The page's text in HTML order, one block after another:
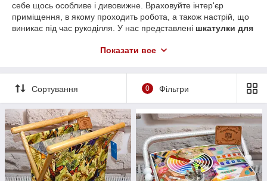
себе щось особливе і дивовижне. Враховуйте інтер'єр
приміщення, в якому проходить робота, а також настрій, що
виникає під час рукоділля. У нас представлені шкатулки для
гарненько вивчити асортимент продукції і знайти неповторну
Показати все
Сортування 0 Фільтри